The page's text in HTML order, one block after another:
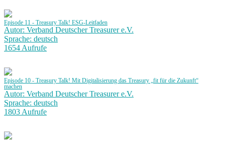
Episode 11 - Treasury Talk! ESG-Leitfaden
Autor: Verband Deutscher Treasurer e.V.
Sprache: deutsch
1654 Aufrufe
Episode 10 - Treasury Talk! Mit Digitalisierung das Treasury „fit für die Zukunft“
machen
Autor: Verband Deutscher Treasurer e.V.
Sprache: deutsch
1803 Aufrufe